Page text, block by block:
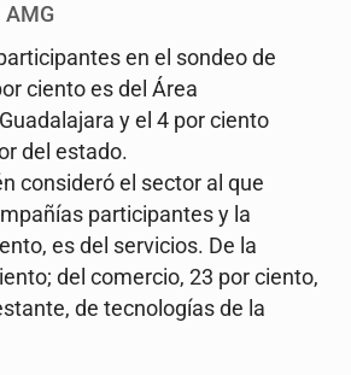
en el sondeo de
ciento es del Área
y el 4 por ciento
del estado.
consideró el sector al que
participantes y la
es del servicios. De la
del comercio, 23 por ciento,
de tecnologías de la